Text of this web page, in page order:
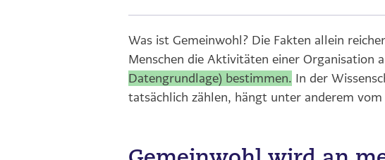
Was ist Gemeinwohl? Die Fakten allein
Menschen die Aktivitäten einer Organisation
Datengrundlage) bestimmen. In der
tatsächlich zählen, hängt unter anderem